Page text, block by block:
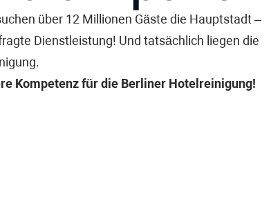
über 12 Millionen Gäste die Hauptstadt –
Dienstleistung! Und tatsächlich liegen die
Kompetenz für die Berliner Hotelreinigung!